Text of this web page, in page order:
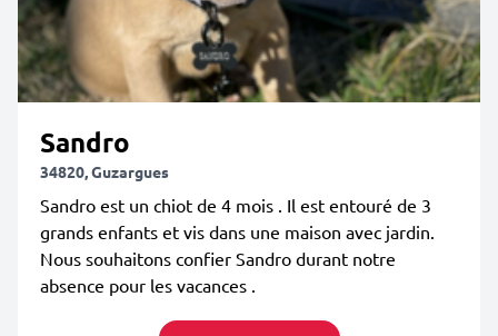
Sandro
34820, Guzargues
Sandro est un chiot de 4 mois . Il est entouré de 3
grands enfants et vis dans une maison avec jardin.
Nous souhaitons confier Sandro durant notre
absence pour les vacances .